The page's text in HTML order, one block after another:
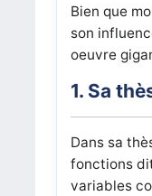
Bien que
son
oeuvre
1. Sa
Dans sa
fonctions
variables